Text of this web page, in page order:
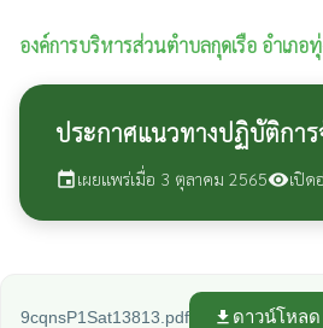
องค์การบริหารส่วนตำบลกุดเรือ อำเภอ
ประกาศแนวทางปฏิบัติกา
eventเผยแพร่เมื่อ 3 ตุลาคม 2565visibilityเปิด
9cqnsP1Sat13813.pdf file_download ดาวน์โหลด